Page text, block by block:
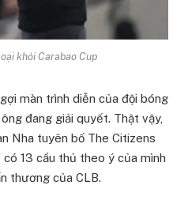
khỏi Carabao Cup
màn trình diễn của đội bóng
đang giải quyết. Thật vậy,
Nha tuyên bố The Citizens
13 cầu thủ theo ý của mình
thương của CLB.